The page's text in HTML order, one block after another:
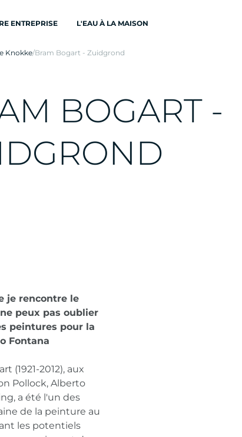
ENTREPRISE
D’EAU
D’EAU
L'EAU À LA MAISON
Knokke/Bram Bogart - Zuidgrond
M BOGART -
DGROND
je rencontre le
peux pas oublier
peintures pour la
Fontana
(1921-2012), aux
Pollock, Alberto
a été l'un des
de la peinture au
les potentiels